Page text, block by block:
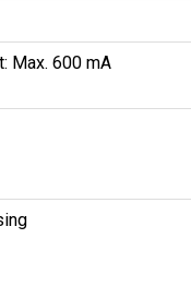
Max. 600 mA